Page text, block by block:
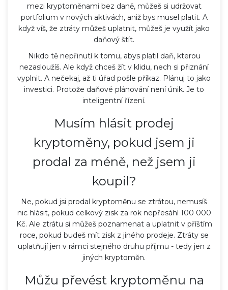
mezi kryptoměnami bez daně, můžeš si udržovat
portfolium v nových aktivách, aniž bys musel platit. A
když víš, že ztráty můžeš uplatnit, můžeš je využít jako
daňový štít.
Nikdo tě nepřinutí k tomu, abys platil daň, kterou
nezasloužíš. Ale když chceš žít v klidu, nech si přiznání
vyplnit. A nečekaj, až ti úřad pošle příkaz. Plánuj to jako
investici. Protože daňové plánování není únik. Je to
inteligentní řízení.
Musím hlásit prodej
kryptoměny, pokud jsem ji
prodal za méně, než jsem ji
koupil?
Ne, pokud jsi prodal kryptoměnu se ztrátou, nemusíš
nic hlásit, pokud celkový zisk za rok nepřesáhl 100 000
Kč. Ale ztrátu si můžeš poznamenat a uplatnit v příštím
roce, pokud budeš mít zisk z jiného prodeje. Ztráty se
uplatňují jen v rámci stejného druhu příjmu - tedy jen z
jiných kryptoměn.
Můžu převést kryptoměnu na